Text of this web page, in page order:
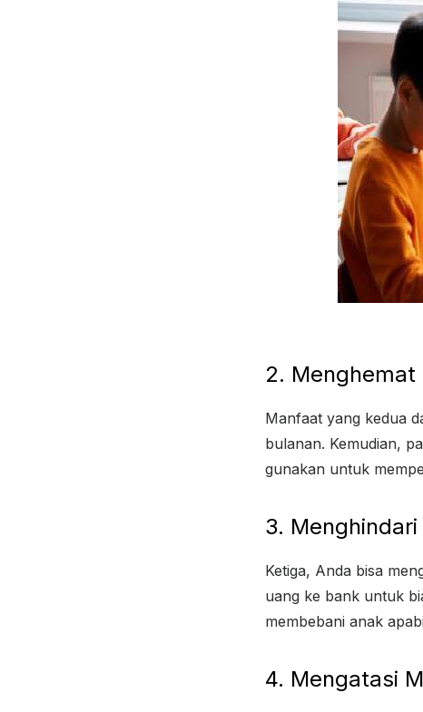
2. Menghemat
Manfaat yang kedua
bulanan. Kemudian,
gunakan untuk
3.
Ketiga, Anda bisa
uang ke bank untuk
membebani anak
4. Mengatasi